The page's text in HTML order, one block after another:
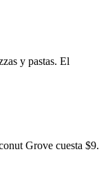
y pastas. El
Grove cuesta $9.